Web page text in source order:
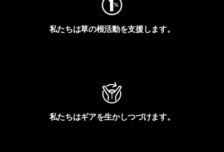
私たちは草の根活動を支援します。
私たちはギアを生かしつづけます。